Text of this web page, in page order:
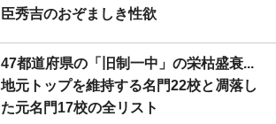
臣秀吉のおぞましき性欲
47都道府県の「旧制一中」の栄枯盛衰...
地元トップを維持する名門22校と凋落し
た元名門17校の全リスト